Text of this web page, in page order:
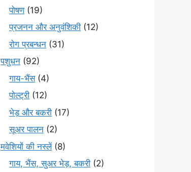
पोषण(19)
प्रजनन और अनुवंशिकी (12)
रोग प्रबन्धन (31)
पशुधन (92)
गाय-भैंस(4)
पोल्ट्री (12)
भेड़ और बकरी (17)
सूअर पालन (2)
मवेशियों की नस्लें(8)
गाय, भैंस, सुअर भेड़, बकरी (2)